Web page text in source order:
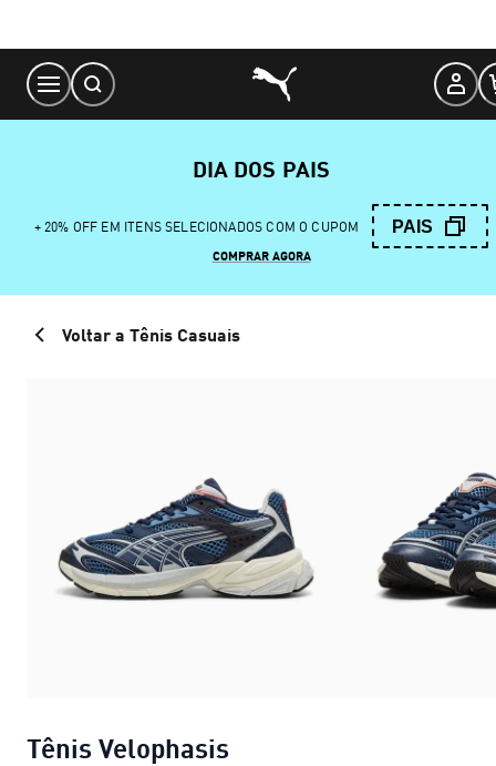
Content
DIA DOS PAIS
+ 20% OFF EM ITENS SELECIONADOS COM O CUPOM PAIS
COMPRAR AGORA
Voltar a Tênis Casuais
Tênis Velophasis